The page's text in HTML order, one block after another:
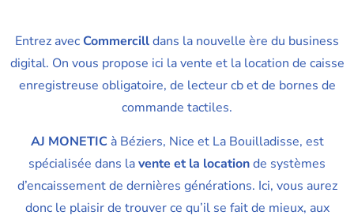
Entrez avecCommercilldans la nouvelle ère du business
digital. On vous propose ici la vente et la location de caisse
enregistreuse obligatoire, de lecteur cb et de bornes de
commande tactiles.
AJ MONETICà Béziers, Nice et La Bouilladisse, est
spécialisée dans lavente et la locationde systèmes
d’encaissement de dernières générations. Ici, vous aurez
donc le plaisir de trouver ce qu’il se fait de mieux, aux